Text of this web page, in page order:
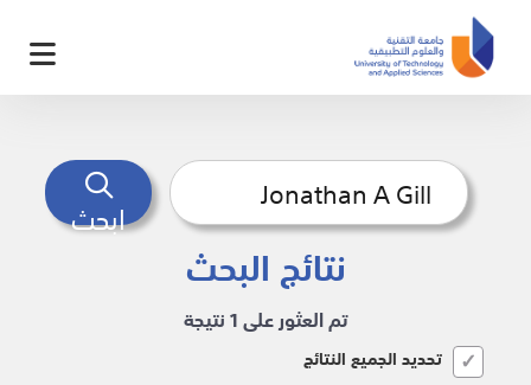
ابحث
نتائج البحث
تم العثور على 1 نتيجة
تحديد الجميع النتائج